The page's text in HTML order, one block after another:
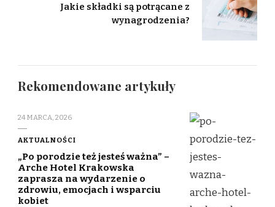
Jakie składki są potrącane z
wynagrodzenia?
Rekomendowane artykuły
24 MARCA, 2026
AKTUALNOŚCI
„Po porodzie też jesteś ważna” –
Arche Hotel Krakowska
zaprasza na wydarzenie o
zdrowiu, emocjach i wsparciu
kobiet